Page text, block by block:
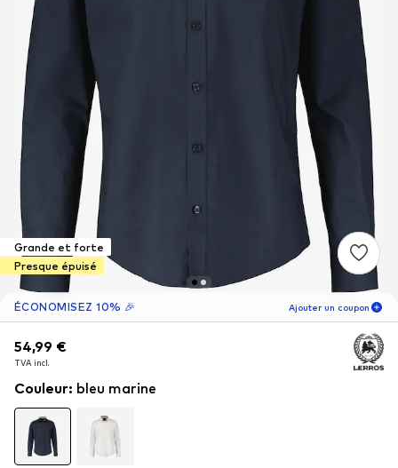
Grande et forte
Presque épuisé
ÉCONOMISEZ 10% 🎉 Ajouter un coupon
-10%
Pour votre prochaine commande seulement 🎉
Homme
54,99 €
TVA incl.
54,99 €
TVA incl.
Couleur: bleu marine